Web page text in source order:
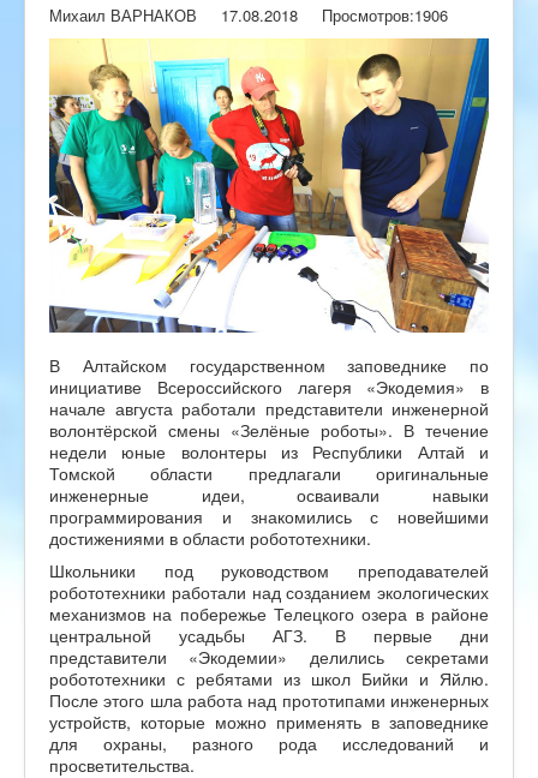
Михаил ВАРНАКОВ 17.08.2018 Просмотров:1906
В Алтайском государственном заповеднике по
инициативе Всероссийского лагеря «Экодемия» в
начале августа работали представители инженерной
волонтёрской смены «Зелёные роботы». В течение
недели юные волонтеры из Республики Алтай и
Томской области предлагали оригинальные
инженерные идеи, осваивали навыки
программирования и знакомились с новейшими
достижениями в области робототехники.
Школьники под руководством преподавателей
робототехники работали над созданием экологических
механизмов на побережье Телецкого озера в районе
центральной усадьбы АГЗ. В первые дни
представители «Экодемии» делились секретами
робототехники с ребятами из школ Бийки и Яйлю.
После этого шла работа над прототипами инженерных
устройств, которые можно применять в заповеднике
для охраны, разного рода исследований и
просветительства.